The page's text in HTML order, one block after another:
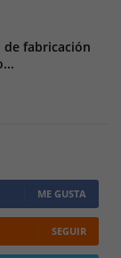
de fabricación
ME GUSTA
SEGUIR